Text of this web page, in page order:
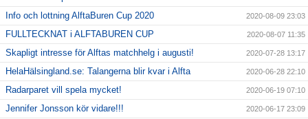
Info och lottning AlftaBuren Cup 2020 2020-08-09 23:03
FULLTECKNAT i ALFTABUREN CUP 2020-08-07 11:35
Skapligt intresse för Alftas matchhelg i augusti! 2020-07-28 13:17
HelaHälsingland.se: Talangerna blir kvar i Alfta 2020-06-28 22:10
Radarparet vill spela mycket! 2020-06-19 07:10
Jennifer Jonsson kör vidare!!! 2020-06-17 23:09